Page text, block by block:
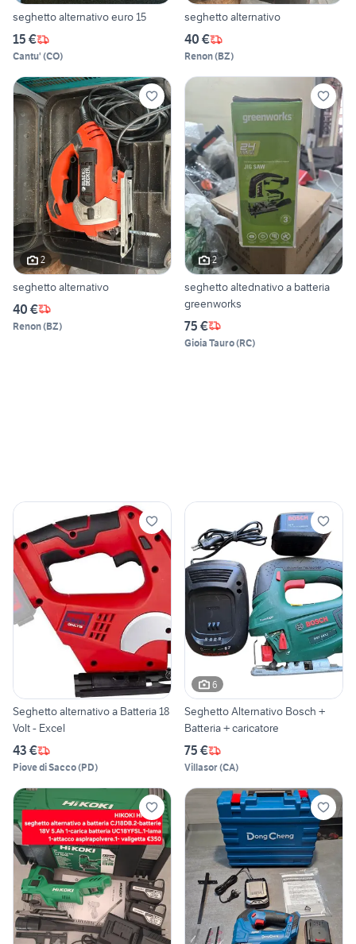
seghetto alternativo euro 15
15 €
Cantu' (CO)
seghetto alternativo
40 €
Renon(BZ)
2
seghetto alternativo
40 €
Renon(BZ)
2
seghetto altednativo a batteria
greenworks
75 €
Gioia Tauro(RC)
Seghetto alternativo a Batteria 18
Volt - Excel
43 €
Piove di Sacco(PD)
6
Seghetto Alternativo Bosch +
Batteria + caricatore
75 €
Villasor(CA)